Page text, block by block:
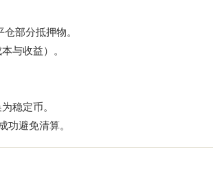
部分抵押物。
与收益）。
稳定币。
功避免清算。